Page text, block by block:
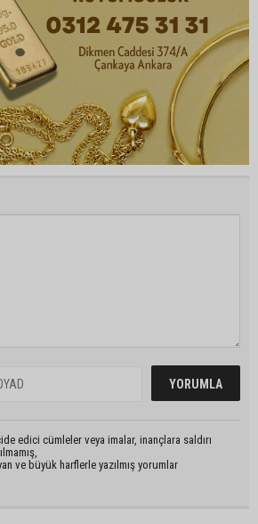
edici cümleler veya imalar, inançlara saldırı
ve büyük harflerle yazılmış yorumlar